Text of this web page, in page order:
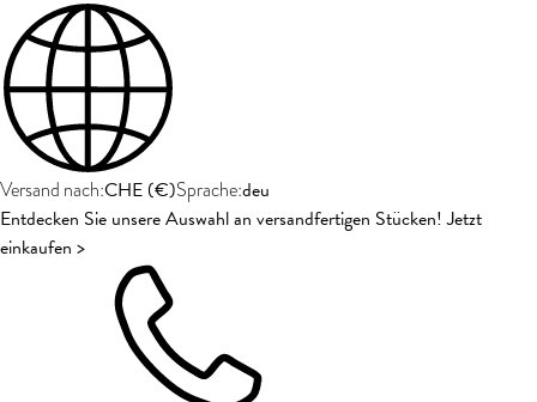
Versand nach:CHE (€)Sprache:deu
Entdecken Sie unsere Auswahl an versandfertigen Stücken! Jetzt
einkaufen >